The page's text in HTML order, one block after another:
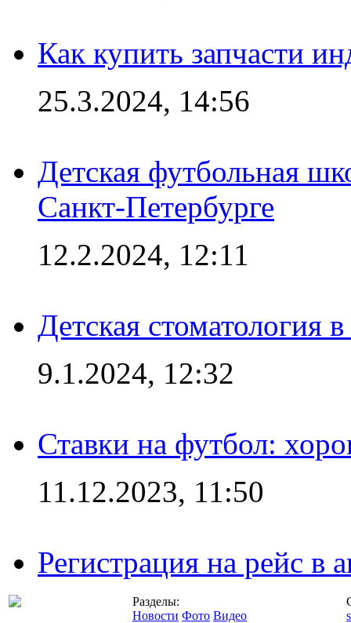
Как купить запчасти
25.3.2024, 14:56
Детская футбольная
Санкт-Петербурге
12.2.2024, 12:11
Детская стоматология
9.1.2024, 12:32
Ставки на футбол:
11.12.2023, 11:50
Регистрация на рейс в
Разделы:
Новости Фото Видео